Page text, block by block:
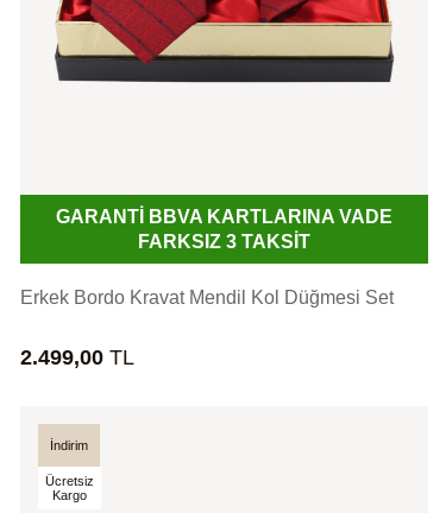
GARANTİ BBVA KARTLARINA VADE
FARKSIZ 3 TAKSİT
Erkek Bordo Kravat Mendil Kol Düğmesi Set
2.499,00TL
İndirim
Ücretsiz
Kargo